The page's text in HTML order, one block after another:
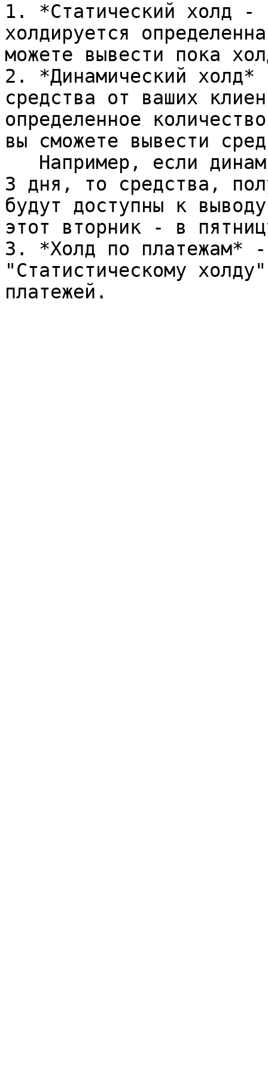
1. *Статический холд -
холдируется
можете вывести пока
2. *Динамический
средства от ваших
определенное
вы сможете вывести
3 дня, то средства,
будут доступны к
этот вторник - в
3. *Холд по платежам* -
"Статистическому